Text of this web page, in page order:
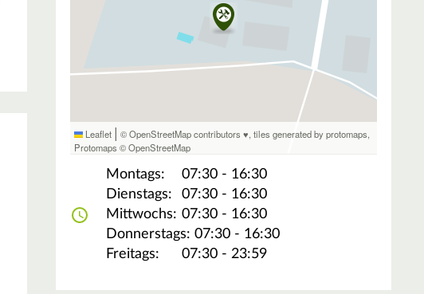
Leaflet | © OpenStreetMap contributors ♥,tiles generated by protomaps,
Protomaps ©OpenStreetMap
Montags:
07:30 - 16:30
Dienstags:
07:30 - 16:30
Mittwochs: 07:30 - 16:30
Donnerstags: 07:30 - 16:30
Freitags:
07:30 - 23:59